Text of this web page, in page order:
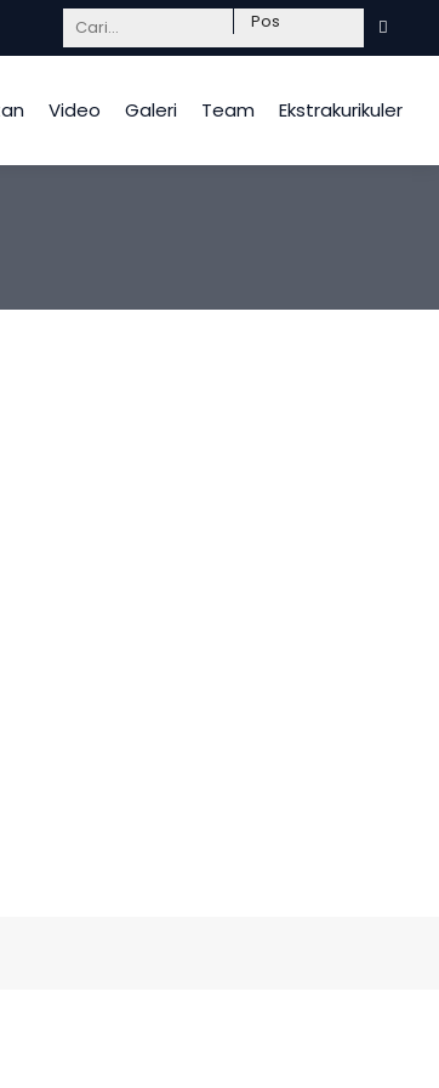
Mendidik dengan hati, InsyaAllah berkah.
Video Galeri Team Ekstrakurikuler